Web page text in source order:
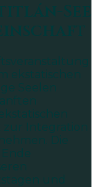
See
ekstatischen
Seelen
zur Integration
Die
Ende
und